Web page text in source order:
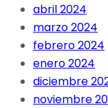
abril 2024
marzo 2024
febrero 2024
enero 2024
diciembre
noviembre